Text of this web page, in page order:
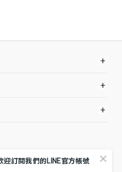
+
+
+
迎訂閱我們的LINE官方帳號